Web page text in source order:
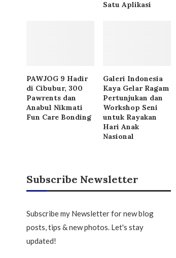
Satu Aplikasi
PAWJOG 9 Hadir
di Cibubur, 300
Pawrents dan
Anabul Nikmati
Fun Care Bonding
Galeri Indonesia
Kaya Gelar Ragam
Pertunjukan dan
Workshop Seni
untuk Rayakan
Hari Anak
Nasional
Subscribe Newsletter
Subscribe my Newsletter for new blog
posts, tips & new photos. Let's stay
updated!